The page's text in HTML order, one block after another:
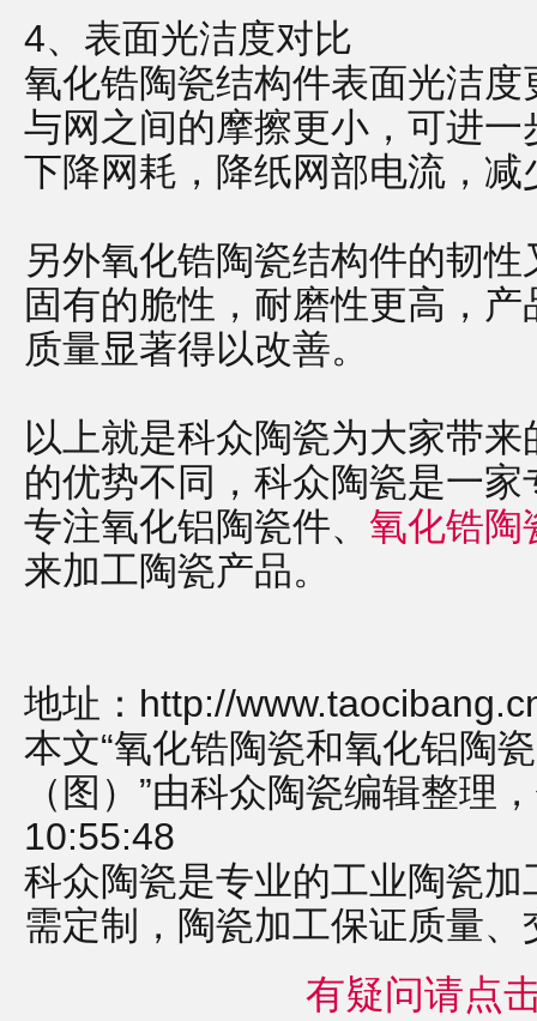
4、表面光洁度对比
氧化锆陶瓷结构件表面光洁
与网之间的摩擦更小，可进
下降网耗，降纸网部电流，减
另外氧化锆陶瓷结构件的韧
固有的脆性，耐磨性更高，
质量显著得以改善。
以上就是科众陶瓷为大家带
的优势不同，科众陶瓷是一
专注氧化铝陶瓷件、 氧化锆陶
来加工陶瓷产品。
地址： http://
本文“氧化锆陶瓷和氧化铝陶
（图）”由科众陶瓷编辑整理
10:55:48
科众陶瓷是专业的工业陶瓷加
需定制， 陶瓷加工保证质量、
有疑问请点